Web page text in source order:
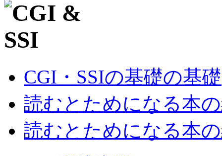
CGI・SSIの基礎の基礎
読むとためになる本
読むとためになる本